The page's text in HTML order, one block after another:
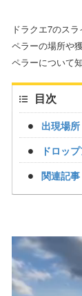
ドラクエ7のス
ペラーの場所や
ペラーについて
目次
出現場所
ドロッ
関連記事